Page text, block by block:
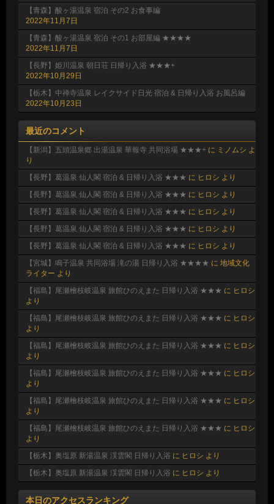
【青森】酸ヶ湯温泉 宿泊 その2 お食事編
2022年11月7日
【青森】酸ヶ湯温泉 宿泊 その1 お部屋編 ★★★★
2022年11月7日
【長野】姫川温泉 朝日荘 日帰り入浴 ★★★+
2022年10月29日
【栃木】中禅寺温泉 レイクサイド日光 宿泊 & 日帰り入浴 お風呂編
2022年10月23日
最近のコメント
【新潟】五頭温泉郷 出湯温泉 華報寺 共同浴場 ★★★+ に ミノムシ よ
り
【長野】葛温泉 仙人閣 宿泊 & 日帰り入浴 ★★★ に ヒロシ より
【長野】葛温泉 仙人閣 宿泊 & 日帰り入浴 ★★★ に ヒロシ より
【長野】葛温泉 仙人閣 宿泊 & 日帰り入浴 ★★★ に ヒロシ より
【長野】葛温泉 仙人閣 宿泊 & 日帰り入浴 ★★★ に ヒロシ より
【長野】葛温泉 仙人閣 宿泊 & 日帰り入浴 ★★★ に ヒロシ より
【宮城】鳴子温泉 共同浴場 滝の湯 日帰り入浴 ★★★★ に 地域文化
ライター より
【福島】尾瀬檜枝岐温泉 旅館ひのえまた 日帰り入浴 ★★★ に ヒロシ
より
【福島】尾瀬檜枝岐温泉 旅館ひのえまた 日帰り入浴 ★★★ に ヒロシ
より
【福島】尾瀬檜枝岐温泉 旅館ひのえまた 日帰り入浴 ★★★ に ヒロシ
より
【福島】尾瀬檜枝岐温泉 旅館ひのえまた 日帰り入浴 ★★★ に ヒロシ
より
【福島】尾瀬檜枝岐温泉 旅館ひのえまた 日帰り入浴 ★★★ に ヒロシ
より
【福島】尾瀬檜枝岐温泉 旅館ひのえまた 日帰り入浴 ★★★ に ヒロシ
より
【栃木】奥塩原 新湯温泉 渓雲閣 日帰り入浴 に ヒロシ より
【栃木】奥塩原 新湯温泉 渓雲閣 日帰り入浴 に ヒロシ より
本日のアクセスランキング